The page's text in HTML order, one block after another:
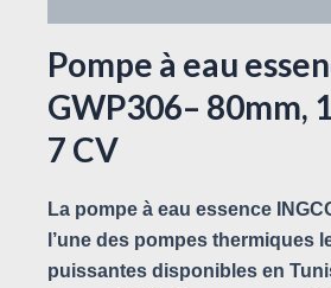
Pompe à eau
GWP306– 80mm,
7 CV
La pompe à eau essence
l’une des pompes thermiques
puissantes disponibles en